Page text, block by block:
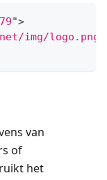
">
img/logo.png
van
of
het